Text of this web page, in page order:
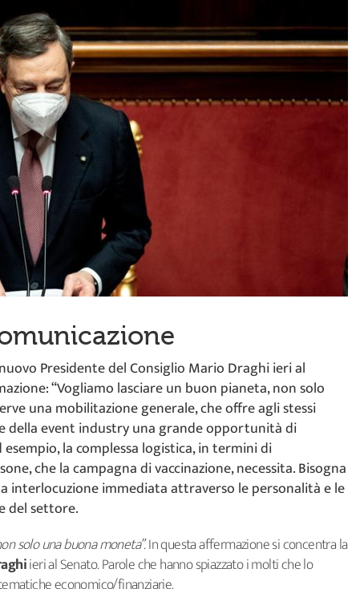
Presidente del Consiglio Mario Draghi ieri al
“Vogliamo lasciare un buon pianeta, non solo
una mobilitazione generale, che offre agli stessi
della event industry una grande opportunità di
la complessa logistica, in termini di
che la campagna di vaccinazione, necessita. Bisogna
interlocuzione immediata attraverso le personalità e le
del settore.
solo una buona moneta”.In questa affermazione si concentra la
ieri al Senato. Parole che hanno spiazzato i molti che lo